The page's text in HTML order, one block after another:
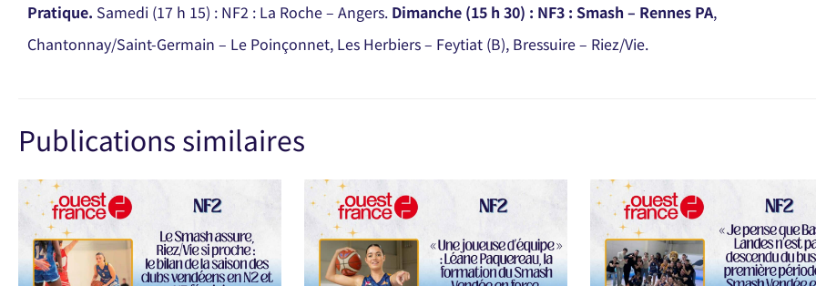
Pratique. Samedi (17 h 15) : NF2 : La Roche – Angers. Dimanche (15 h 30) : NF3 : Smash – Rennes PA,
Chantonnay/Saint-Germain – Le Poinçonnet, Les Herbiers – Feytiat (B), Bressuire – Riez/Vie.
Publications similaires